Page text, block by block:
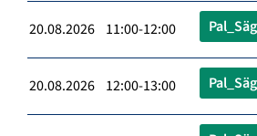
20.08.2026 11:00-12:00
20.08.2026 12:00-13:00